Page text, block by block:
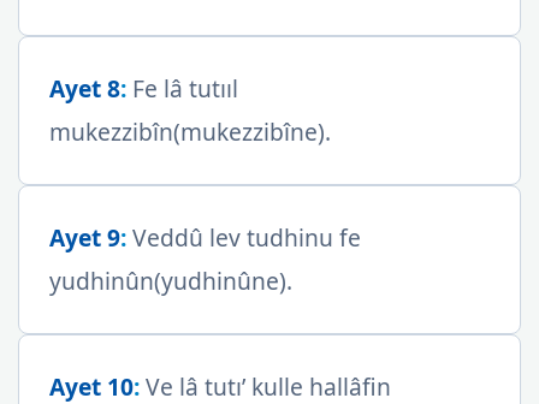
Ayet 8: Fe lâ tutııl
mukezzibîn(mukezzibîne).
Ayet 9:Veddû lev tudhinu fe
yudhinûn(yudhinûne).
Ayet 10:Ve lâ tutı’ kulle hallâfin